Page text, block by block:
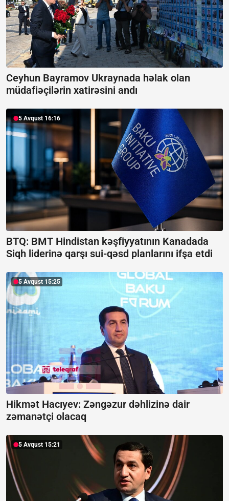
Ceyhun Bayramov Ukraynada həlak olan
müdafiəçilərin xatirəsini andı
5 Avqust 16:16
BTQ: BMT Hindistan kəşfiyyatının Kanadada
Siqh liderinə qarşı sui-qəsd planlarını ifşa etdi
5 Avqust 15:25
Hikmət Hacıyev: Zəngəzur dəhlizinə dair
zəmanətçi olacaq
5 Avqust 15:21